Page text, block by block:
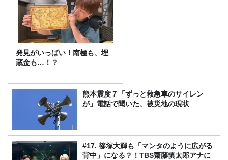
発見がいっぱい！南極も、埋
蔵金も…！？
熊本震度７「ずっと救急車のサイレン
が」電話で聞いた、被災地の現状
#17. 篠塚大輝も「マンタのように広がる
背中」になる？！TBS齋藤慎太郎アナに